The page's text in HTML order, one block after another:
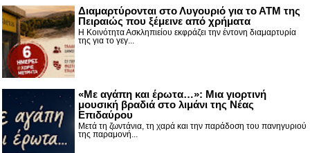
Διαμαρτύρονται στο Λυγουριό για το ΑΤΜ της
Πειραιώς που ξέμεινε από χρήματα
Η Κοινότητα Ασκληπιείου εκφράζει την έντονη διαμαρτυρία
της για το γεγ...
«Με αγάπη και έρωτα…»: Μια γιορτινή
μουσική βραδιά στο λιμάνι της Νέας
Επιδαύρου
Μετά τη ζωντάνια, τη χαρά και την παράδοση του πανηγυριού
της παραμονή...